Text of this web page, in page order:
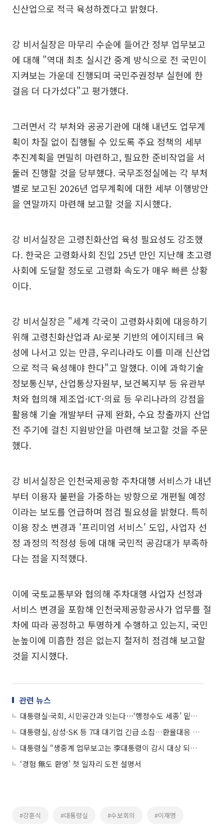
신산업으로 적극 육성하겠다고 밝혔다.
강 비서실장은 마무리 수순에 들어간 정부 업무보고
에 대해 "역대 최초 실시간 중계 방식으로 전 국민이
지켜보는 가운데 진행되며 국민주권정부 실현에 한
걸음 더 다가섰다"고 평가했다.
그러면서 각 부처와 공공기관에 대해 내년도 업무계
획이 차질 없이 집행될 수 있도록 주요 정책의 세부
추진계획을 면밀히 마련하고, 필요한 준비작업을 서
둘러 진행할 것을 당부했다. 국무조정실에는 각 부처
별로 보고된 2026년 업무계획에 대한 세부 이행방안
을 연말까지 마련해 보고할 것을 지시했다.
강 비서실장은 고령친화산업 육성 필요성도 강조했
다. 한국은 고령화사회 진입 25년 만인 지난해 초고령
사회에 도달할 정도로 고령화 속도가 매우 빠른 상황
이다.
강 비서실장은 "세계 각국이 고령화사회에 대응하기
위해 고령친화산업과 AI·로봇 기반의 에이지테크 육
성에 나서고 있는 만큼, 우리나라도 이를 미래 신산업
으로 적극 육성해야 한다"고 말했다. 이에 과학기술
정보통신부, 산업통상자원부, 보건복지부 등 유관부
처와 협의해 제조업·ICT·의료 등 우리나라의 강점을
활용해 기술 개발부터 규제 완화, 수요 창출까지 산업
전 주기에 걸친 지원방안을 마련해 보고할 것을 주문
했다.
강 비서실장은 인천국제공항 주차대행 서비스가 내년
부터 이용자 불편을 가중하는 방향으로 개편될 예정
이라는 보도를 언급하며 점검 필요성을 밝혔다. 특히
이용 장소 변경과 '프리미엄 서비스' 도입, 사업자 선
정 과정의 적정성 등에 대해 국민적 공감대가 부족하
다는 점을 지적했다.
이에 국토교통부와 협의해 주차대행 사업자 선정과
서비스 변경을 포함해 인천국제공항공사가 업무를 절
차에 따라 공정하고 투명하게 수행하고 있는지, 국민
눈높이에 미흡한 점은 없는지 철저히 점검해 보고할
것을 지시했다.
관련 뉴스
대통령실·국회, 시민공간과 잇는다⋯‘행정수도 세종’ 밑그림 공개
대통령실, 삼성·SK 등 7대 대기업 긴급 소집…환율대응 간담회
대통령실 “생중계 업무보고는 李대통령이 감시 대상 되겠다는 것”
‘경험 無도 환영’ 첫 일자리 도전 설명서
#강훈식 #대통령실 #수보회의 #이재명